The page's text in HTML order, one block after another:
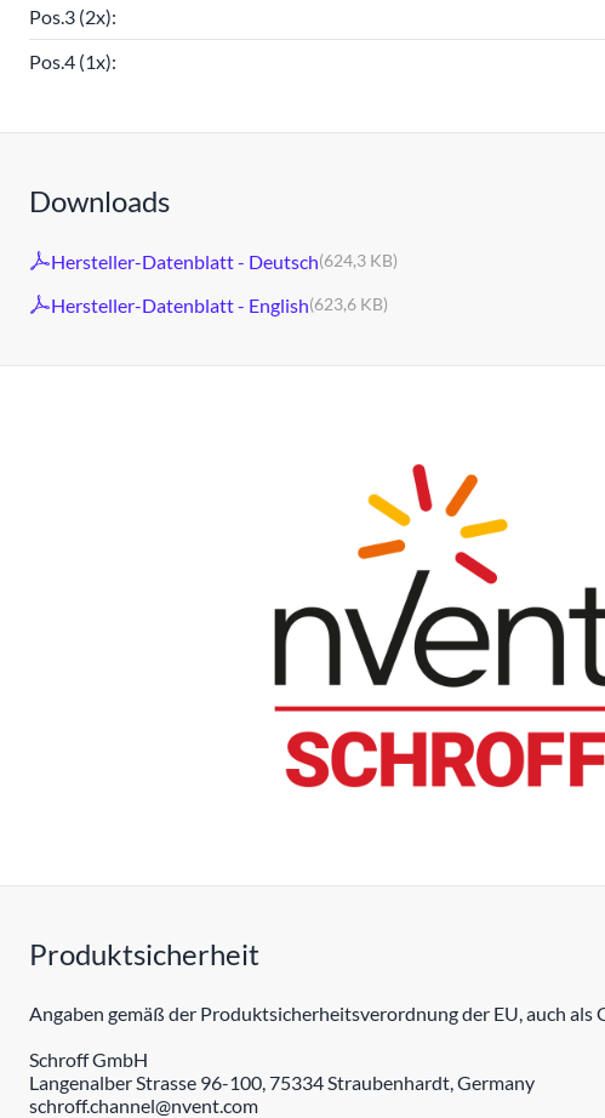
Pos.3 (2x):
Pos.4 (1x):
Downloads
Hersteller-Datenblatt - Deutsch(624,3 KB)
Hersteller-Datenblatt - English(623,6 KB)
Produktsicherheit
Angaben gemäß der Produktsicherheitsverordnung der EU, auch als
Schroff GmbH
Langenalber Strasse 96-100, 75334 Straubenhardt, Germany
schroff.channel@nvent.com